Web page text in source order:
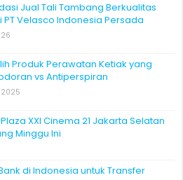
Jual Tali Tambang Berkualitas
PT Velasco Indonesia Persada
Produk Perawatan Ketiak yang
vs Antiperspiran
XXI Cinema 21 Jakarta Selatan
Minggu Ini
di Indonesia untuk Transfer